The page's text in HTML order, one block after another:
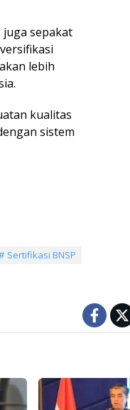
juga sepakat
lebih
kualitas
sistem
Sertifikasi BNSP